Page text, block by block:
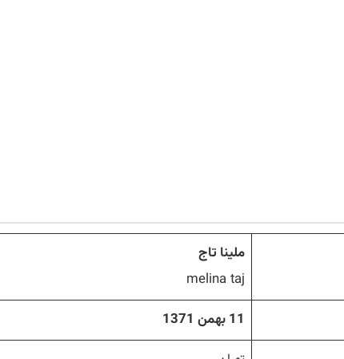
ملینا تاج
melina taj
11 بهمن 1371